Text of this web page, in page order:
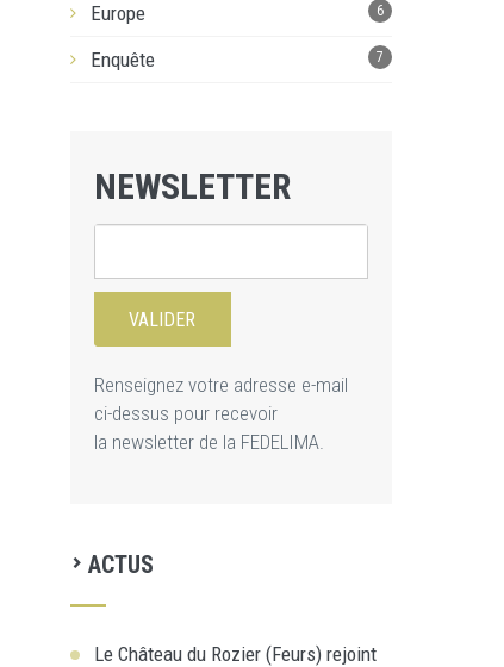
Europe 6
Enquête 7
NEWSLETTER
Renseignez votre adresse e-mail
ci-dessus pour recevoir
la newsletter de la FEDELIMA.
ACTUS
Le Château du Rozier (Feurs) rejoint